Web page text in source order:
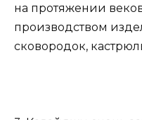
на протяжении
производством
сковородок,